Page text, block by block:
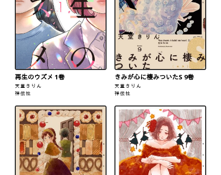
再生のウズメ 1巻
天堂きりん
祥伝社
きみが心に棲みついたS 9巻
天堂きりん
祥伝社